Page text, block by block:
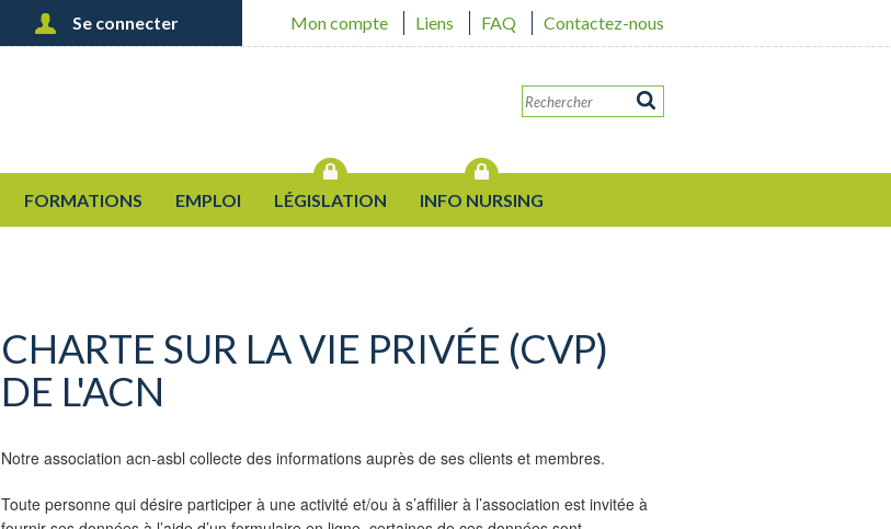
Se connecter Mon compte Liens FAQ Contactez-nous
FORMATIONS EMPLOI LÉGISLATION INFO NURSING
CHARTE SUR LA VIE PRIVÉE (CVP)
DE L'ACN
Notre association acn-asbl collecte des informations auprès de ses clients et membres.
Toute personne qui désire participer à une activité et/ou à s’affilier à l’association est invitée à